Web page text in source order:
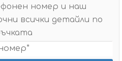
номер и наш
всички детайли по